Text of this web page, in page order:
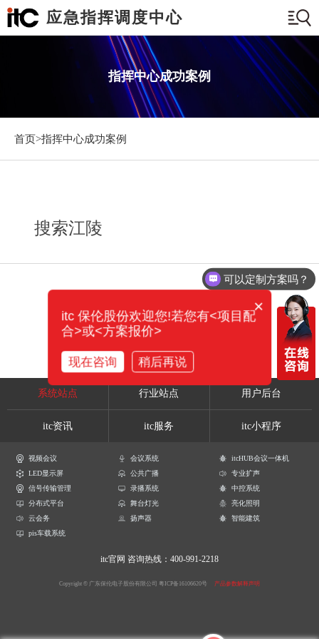
应急指挥调度中心
指挥中心成功案例
首页>指挥中心成功案例
搜索江陵
系统站点 行业站点 用户后台
itc资讯 itc服务 itc小程序
视频会议 会议系统
itcHUB会议一体机
LED显示屏
公共广播
专业扩声
信号传输管理
录播系统
中控系统
分布式平台
舞台灯光
亮化照明
云会务
扬声器
智能建筑
pis车载系统
itc官网 咨询热线：400-991-2218
Copyright © 广东保伦电子股份有限公司 粤ICP备16106620号 产品参数解释声明
可以定制方案吗？
×
itc 保伦股份欢迎您!若您有<项目配
合>或<方案报价>
现在咨询 稍后再说